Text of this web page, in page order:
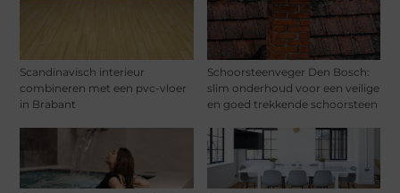
Scandinavisch interieur
combineren met een pvc-vloer
in Brabant
Schoorsteenveger Den Bosch:
slim onderhoud voor een veilige
en goed trekkende schoorsteen